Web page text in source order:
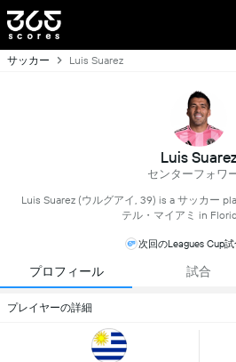
サッカー Luis Suarez
Luis
センターフォワ
Luis Suarez (ウルグアイ, 39) is a サッカー
テル・マイアミ in
次回のLeagues Cup
プロフィール 試合
プレイヤーの詳細